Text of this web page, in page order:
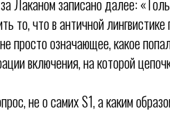
Лаканом записано далее:
то, что в античной
просто означающее, какое
включения, на которой
не о самих S1, а каким